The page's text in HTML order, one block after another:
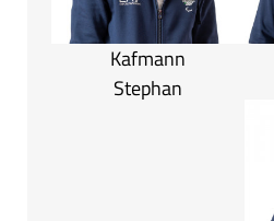
Kafmann
Stephan